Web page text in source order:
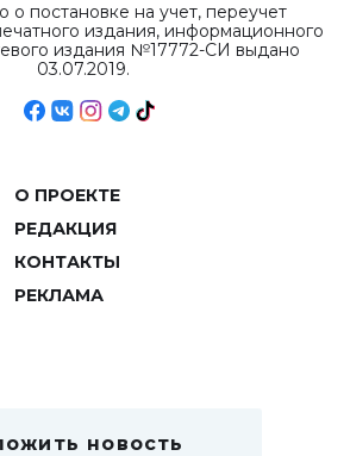
о постановке на учет, переучет
издания, информационного
издания №17772-СИ выдано
03.07.2019.
О ПРОЕКТЕ
РЕДАКЦИЯ
КОНТАКТЫ
РЕКЛАМА
новость